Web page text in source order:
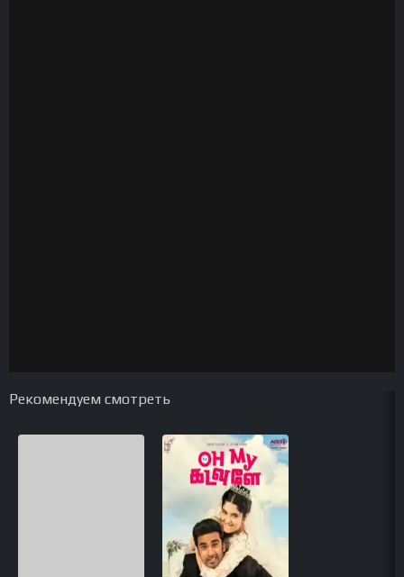
Рекомендуем смотреть